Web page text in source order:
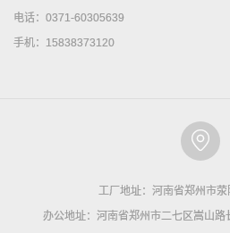
电话：0371-60305639
手机：15838373120
工厂地址：河南省郑州市荥
办公地址：河南省郑州市二七区嵩山